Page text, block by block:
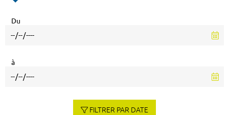
Du
à
FILTRER PAR DATE